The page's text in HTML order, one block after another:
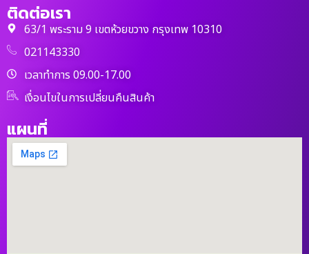
ติดต่อเรา
63/1 พระราม 9 เขตห้วยขวาง กรุงเทพ 10310
021143330
เวลาทำการ 09.00-17.00
เงื่อนไขในการเปลี่ยนคืนสินค้า
แผนที่